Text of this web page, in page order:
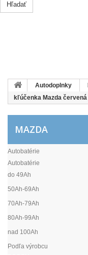
Hľadať
Autodoplnky
kľúčenka Mazda červená
MAZDA
Autobatérie
Autobatérie
do 49Ah
50Ah-69Ah
70Ah-79Ah
80Ah-99Ah
nad 100Ah
Podľa výrobcu